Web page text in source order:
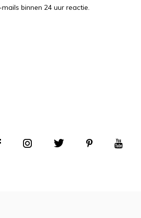
mails binnen 24 uur reactie.